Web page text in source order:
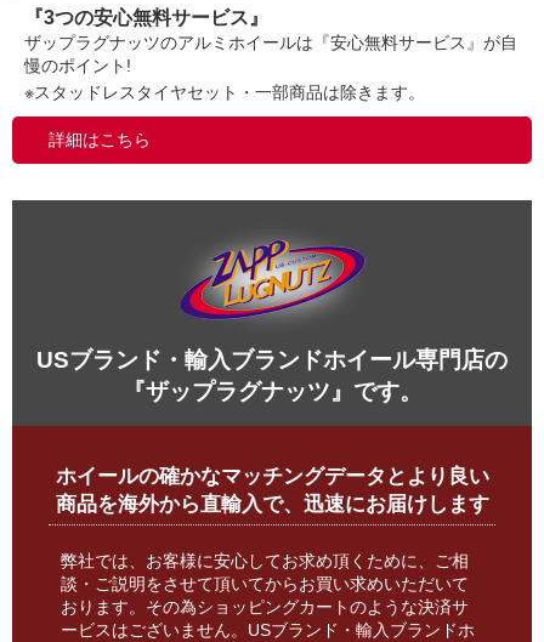
『3つの安心無料サービス』
ザップラグナッツのアルミホイールは『安心無料サービス』が自
慢のポイント!
※スタッドレスタイヤセット・一部商品は除きます。
詳細はこちら
USブランド・輸入ブランドホイール専門店の
『ザップラグナッツ』です。
ホイールの確かなマッチングデータとより良い
商品を海外から直輸入で、迅速にお届けします
弊社では、お客様に安心してお求め頂くために、ご相
談・ご説明をさせて頂いてからお買い求めいただいて
おります。その為ショッピングカートのような決済サ
ービスはございません。USブランド・輸入ブランドホ